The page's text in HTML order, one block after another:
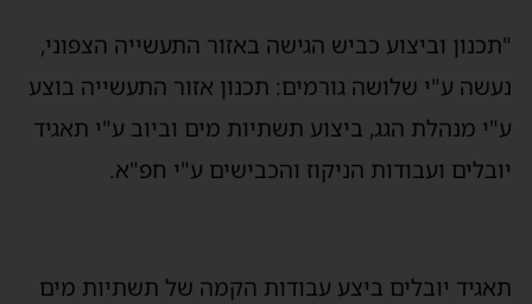
וביצוע כביש הגישה באזור התעשייה הצפוני,
ע"י שלושה גורמים: תכנון אזור התעשייה בוצע
מנהלת הגג, ביצוע תשתיות מים וביוב ע"י תאגיד
ועבודות הניקוז והכבישים ע"י חפ"א.
יובלים ביצע עבודות הקמה של תשתיות מים